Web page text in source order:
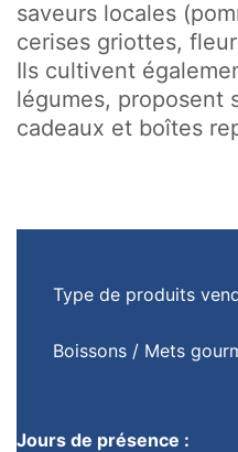
saveurs locales
cerises griottes,
Ils cultivent
légumes, proposent
cadeaux et boîtes
Type de produits
Boissons / Mets
Jours de présence :